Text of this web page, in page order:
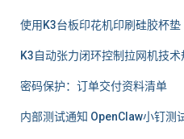
使用K3台板印花机印刷硅胶杯垫
K3自动张力闭环控制拉网机技术
密码保护：订单交付资料清单
内部测试通知 OpenClaw小钉测